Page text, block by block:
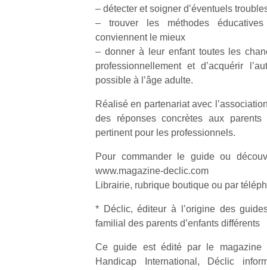
– détecter et soigner d’éventuels
– trouver les méthodes
conviennent le mieux
– donner à leur enfant toutes les
professionnellement et d’acquérir
possible à l’âge adulte.
Réalisé en partenariat avec
des réponses concrètes aux
pertinent pour les professionnels.
Pour commander le guide ou
www.magazine-declic.com
Librairie, rubrique boutique ou par
* Déclic, éditeur à l’origine des
familial des parents d’enfants différents
Ce guide est édité par le magazine
Handicap International, Déclic
à
…